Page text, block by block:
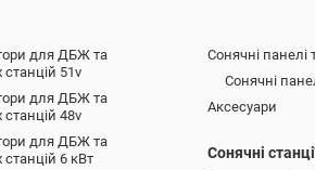
для ДБЖ та
51v
для ДБЖ та
48v
для ДБЖ та
6 кВт
Сонячні панелі
Сонячні
Аксесуари
Сонячні